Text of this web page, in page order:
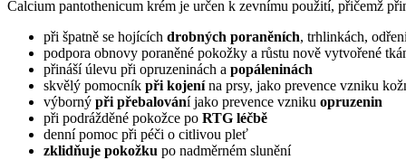
Calcium pantothenicum krém je určen k zevnímu použití, přičemž
při špatně se hojících drobných poraněních, trhlinkách,
podpora obnovy poraněné pokožky a růstu nově vytvořené
přináší úlevu při opruzeninách a popáleninách
skvělý pomocník při kojenína prsy, jako prevence vzniku
výborný při přebalování jako prevence vzniku opruzenin
při podrážděné pokožce po RTG léčbě
denní pomoc při péči o citlivou pleť
zklidňuje pokožku po nadměrném slunění